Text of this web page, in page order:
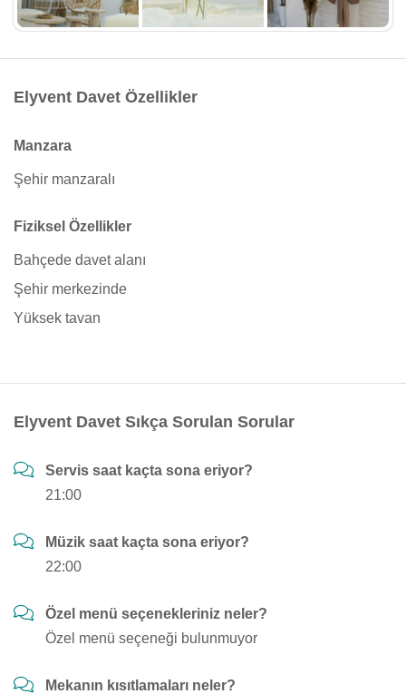
Elyvent Davet Özellikler
Manzara
Şehir manzaralı
Fiziksel Özellikler
Bahçede davet alanı
Şehir merkezinde
Yüksek tavan
Elyvent Davet Sıkça Sorulan Sorular
Servis saat kaçta sona eriyor?
21:00
Müzik saat kaçta sona eriyor?
22:00
Özel menü seçenekleriniz neler?
Özel menü seçeneği bulunmuyor
Mekanın kısıtlamaları neler?